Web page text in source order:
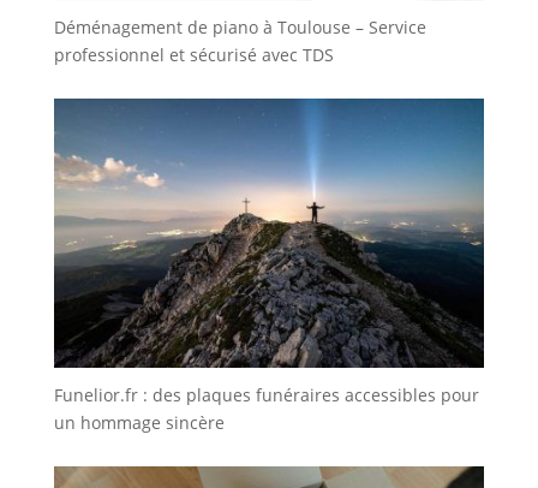
Déménagement de piano à Toulouse – Service
professionnel et sécurisé avec TDS
Funelior.fr : des plaques funéraires accessibles pour
un hommage sincère